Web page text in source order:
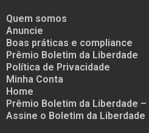
Quem somos
Anuncie
Boas práticas e compliance
Prêmio Boletim da Liberdade
Política de Privacidade
Minha Conta
Home
Prêmio Boletim da Liberdade –
Assine o Boletim da Liberdade